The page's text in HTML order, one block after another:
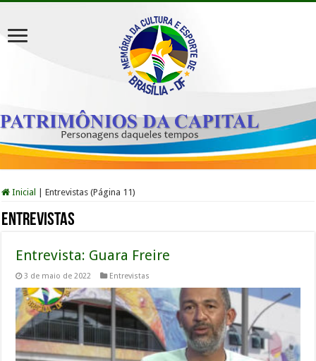
Inicial Entrevistas (Página 11)
Entrevistas
Entrevista: Guara Freire
3 de maio de 2022 Entrevistas